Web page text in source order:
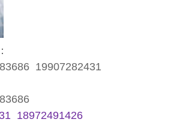
19907282431
18972491426